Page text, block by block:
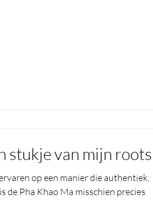
stukje van mijn
op een manier die authentiek,
de Pha Khao Ma misschien precies